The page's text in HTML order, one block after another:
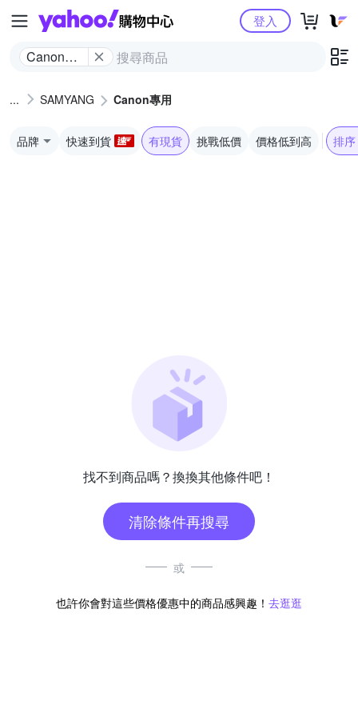
Yahoo購物中心
Canon專
登入
SAMYANG Canon專用
品牌 快速到貨 有現貨 挑戰低價 價格低到高 排序
找不到商品嗎？換換其他條件吧！
清除條件再搜尋
或
也許你會對這些價格優惠中的商品感興趣！ 去逛逛